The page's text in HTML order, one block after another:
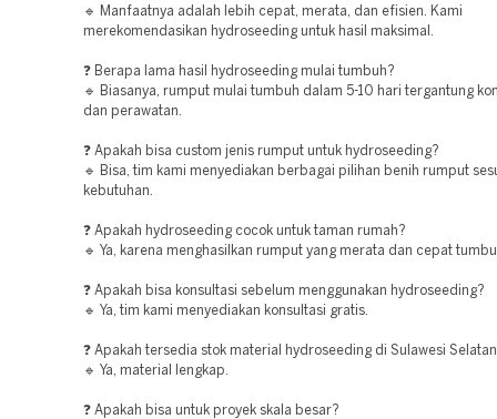
🔹 Manfaatnya adalah lebih cepat, merata, dan efisien. Kami
merekomendasikan hydroseeding untuk hasil maksimal.
❓ Berapa lama hasil hydroseeding mulai tumbuh?
🔹 Biasanya, rumput mulai tumbuh dalam 5-10 hari tergantung
dan perawatan.
❓ Apakah bisa custom jenis rumput untuk hydroseeding?
🔹 Bisa, tim kami menyediakan berbagai pilihan benih rumput
kebutuhan.
❓ Apakah hydroseeding cocok untuk taman rumah?
🔹 Ya, karena menghasilkan rumput yang merata dan cepat
❓ Apakah bisa konsultasi sebelum menggunakan hydroseeding?
🔹 Ya, tim kami menyediakan konsultasi gratis.
❓ Apakah tersedia stok material hydroseeding di Sulawesi
🔹 Ya, material lengkap.
❓ Apakah bisa untuk proyek skala besar?